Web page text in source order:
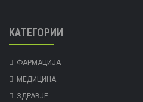
КАТЕГОРИИ
ФАРМАЦИЈА
МЕДИЦИНА
ЗДРАВЈЕ